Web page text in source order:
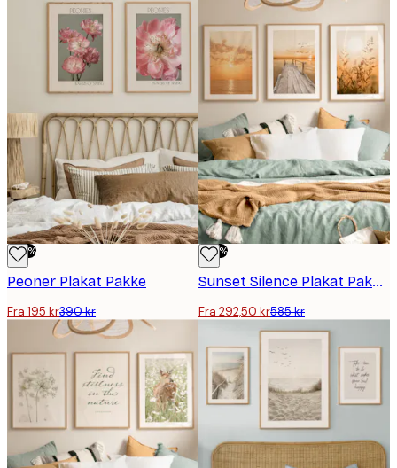
-50%
Peoner Plakat Pakke
Fra 195 kr390 kr
-50%
Sunset Silence Plakat Pakker
Fra 292,50 kr585 kr